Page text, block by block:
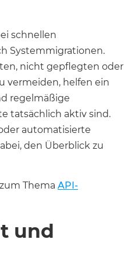
schnellen
Systemmigrationen.
nicht gepflegten oder
vermeiden, helfen ein
regelmäßige
tatsächlich aktiv sind.
automatisierte
den Überblick zu
Thema API-
und